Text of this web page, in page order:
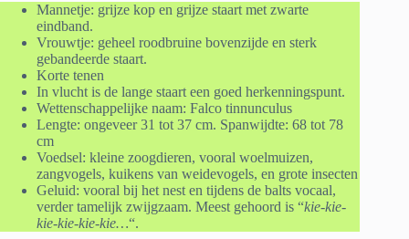
Mannetje: grijze kop en grijze staart met zwarte
eindband.
Vrouwtje: geheel roodbruine bovenzijde en sterk
gebandeerde staart.
Korte tenen
In vlucht is de lange staart een goed herkenningspunt.
Wettenschappelijke naam: Falco tinnunculus
Lengte: ongeveer 31 tot 37 cm. Spanwijdte: 68 tot 78
cm
Voedsel: kleine zoogdieren, vooral woelmuizen,
zangvogels, kuikens van weidevogels, en grote insecten
Geluid: vooral bij het nest en tijdens de balts vocaal,
verder tamelijk zwijgzaam. Meest gehoord is “kie-kie-
kie-kie-kie-kie…“.